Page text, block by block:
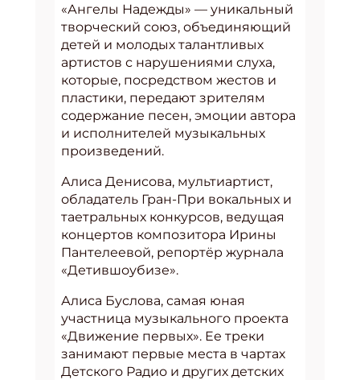
«Ангелы Надежды» — уникальный
творческий союз, объединяющий
детей и молодых талантливых
артистов с нарушениями слуха,
которые, посредством жестов и
пластики, передают зрителям
содержание песен, эмоции автора
и исполнителей музыкальных
произведений.
Алиса Денисова, мультиартист,
обладатель Гран-При вокальных и
таетральных конкурсов, ведущая
концертов композитора Ирины
Пантелеевой, репортёр журнала
«Детившоубизе».
Алиса Буслова, самая юная
участница музыкального проекта
«Движение первых». Ее треки
занимают первые места в чартах
Детского Радио и других детских